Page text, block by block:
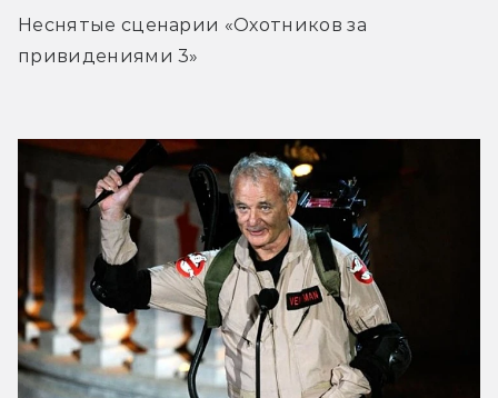
Неснятые сценарии «Охотников за
привидениями 3»